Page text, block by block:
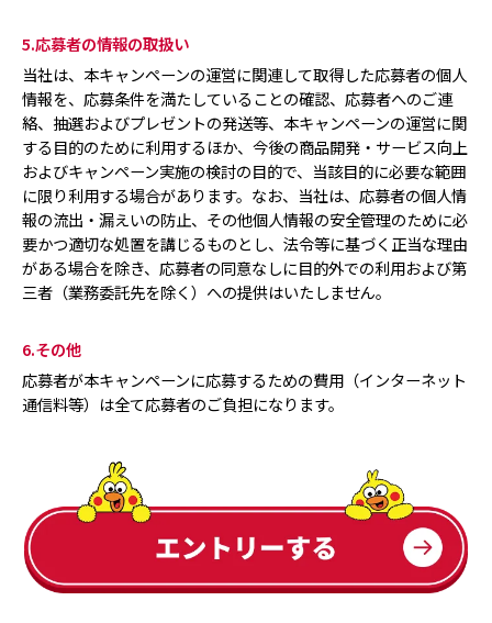
5.応募者の情報の取扱い
当社は、本キャンペーンの運営に関連して取得した応募者の個人
情報を、応募条件を満たしていることの確認、応募者へのご連
絡、抽選およびプレゼントの発送等、本キャンペーンの運営に関
する目的のために利用するほか、今後の商品開発・サービス向上
およびキャンペーン実施の検討の目的で、当該目的に必要な範囲
に限り利用する場合があります。なお、当社は、応募者の個人情
報の流出・漏えいの防止、その他個人情報の安全管理のために必
要かつ適切な処置を講じるものとし、法令等に基づく正当な理由
がある場合を除き、応募者の同意なしに目的外での利用および第
三者（業務委託先を除く）への提供はいたしません。
6.その他
応募者が本キャンペーンに応募するための費用（インターネット
通信料等）は全て応募者のご負担になります。